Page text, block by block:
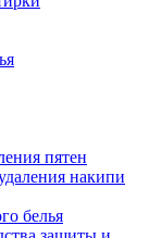
пятен
накипи
белья